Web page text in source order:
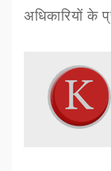
अधिकारियों के